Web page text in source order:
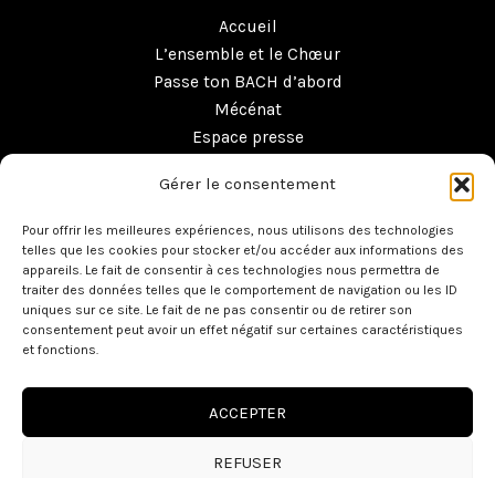
Gérer le consentement
Pour offrir les meilleures expériences, nous utilisons des technologies
telles que les cookies pour stocker et/ou accéder aux informations des
appareils. Le fait de consentir à ces technologies nous permettra de
traiter des données telles que le comportement de navigation ou les ID
uniques sur ce site. Le fait de ne pas consentir ou de retirer son
consentement peut avoir un effet négatif sur certaines caractéristiques
et fonctions.
ACCEPTER
REFUSER
Accueil
L’ensemble et le Chœur
Passe ton BACH d’abord
Mécénat
Espace presse
Contact
Copyright © 2026 Ensemble Baroque de Toulouse -
Site réalisé par